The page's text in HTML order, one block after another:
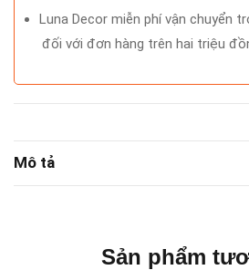
Luna Decor miễn phí vận chuyển
đối với đơn hàng trên hai triệu
Mô tả
Sản phẩm